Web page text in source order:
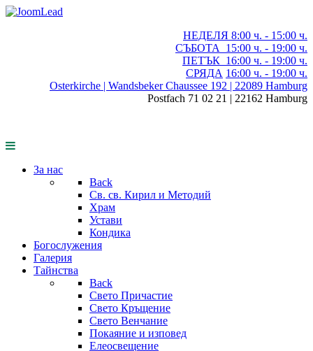
НЕДЕЛЯ 8:00 ч. - 15:00 ч.
СЪБОТА
15:00 ч. - 19:00 ч.
ПЕТЪК 16:00 ч. - 19:00 ч.
СРЯДА 16:00 ч. - 19:00 ч.
Osterkirche | Wandsbeker Chaussee 192 | 22089 Hamburg
Postfach 71 02 21 | 22162 Hamburg
За нас
Back
Св. св. Кирил и Методий
Храм
Устави
Кондика
Богослужения
Галерия
Тайнства
Back
Свето Причастие
Свето Кръщение
Свето Венчание
Покаяние и изповед
Елеосвещение